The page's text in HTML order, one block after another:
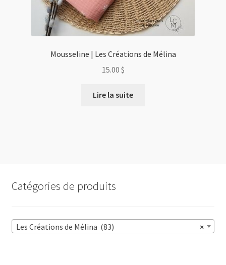
Mousseline | Les Créations de Mélina
15.00 $
Lire la suite
Catégories de produits
×
Les Créations de Mélina (83)